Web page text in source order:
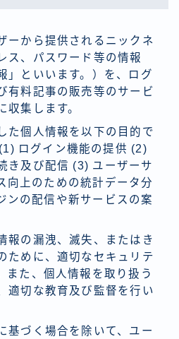
ーから提供されるニックネ
ス、パスワード等の情報
」といいます。）を、ログ
有料記事の販売等のサービ
収集します。
た個人情報を以下の目的で
ログイン機能の提供 (2)
き及び配信 (3) ユーザーサ
向上のための統計データ分
ンの配信や新サービスの案
報の漏洩、滅失、またはき
ために、適切なセキュリテ
また、個人情報を取り扱う
適切な教育及び監督を行い
基づく場合を除いて、ユー